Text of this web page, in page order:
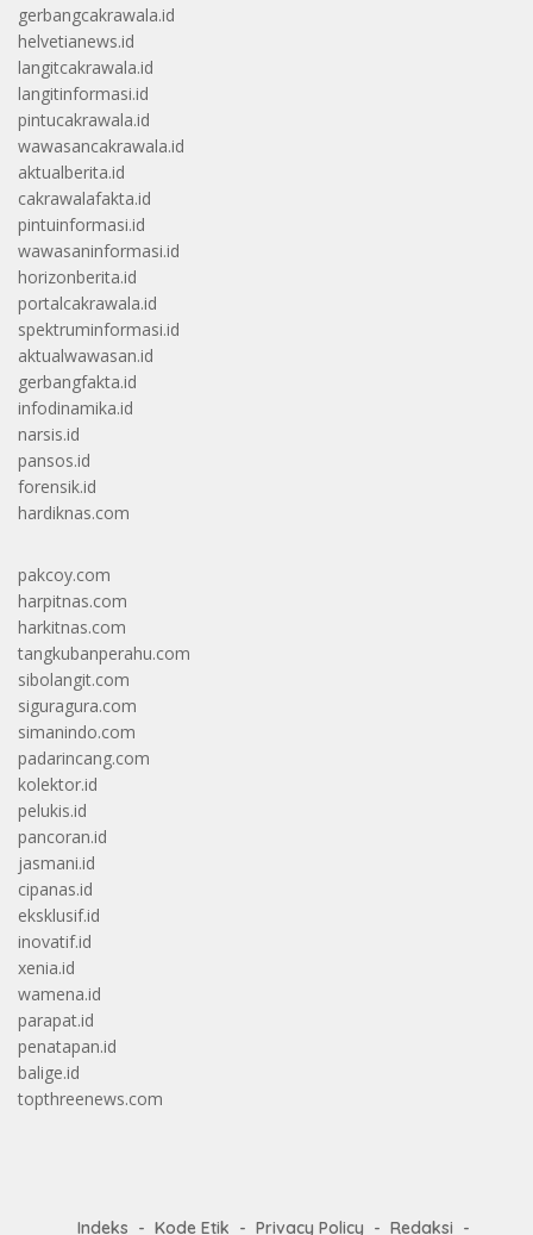
gerbangcakrawala.id
helvetianews.id
langitcakrawala.id
langitinformasi.id
pintucakrawala.id
wawasancakrawala.id
aktualberita.id
cakrawalafakta.id
pintuinformasi.id
wawasaninformasi.id
horizonberita.id
portalcakrawala.id
spektruminformasi.id
aktualwawasan.id
gerbangfakta.id
infodinamika.id
narsis.id
pansos.id
forensik.id
hardiknas.com
pakcoy.com
harpitnas.com
harkitnas.com
tangkubanperahu.com
sibolangit.com
siguragura.com
simanindo.com
padarincang.com
kolektor.id
pelukis.id
pancoran.id
jasmani.id
cipanas.id
eksklusif.id
inovatif.id
xenia.id
wamena.id
parapat.id
penatapan.id
balige.id
topthreenews.com
Indeks Kode Etik Privacy Policy Redaksi